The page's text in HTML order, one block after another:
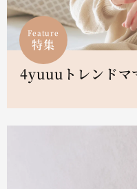
Feature
特集
4yuuuトレンドマ